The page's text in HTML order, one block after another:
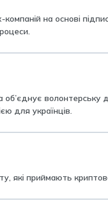
на основі
волонтерську
для українців.
які приймають